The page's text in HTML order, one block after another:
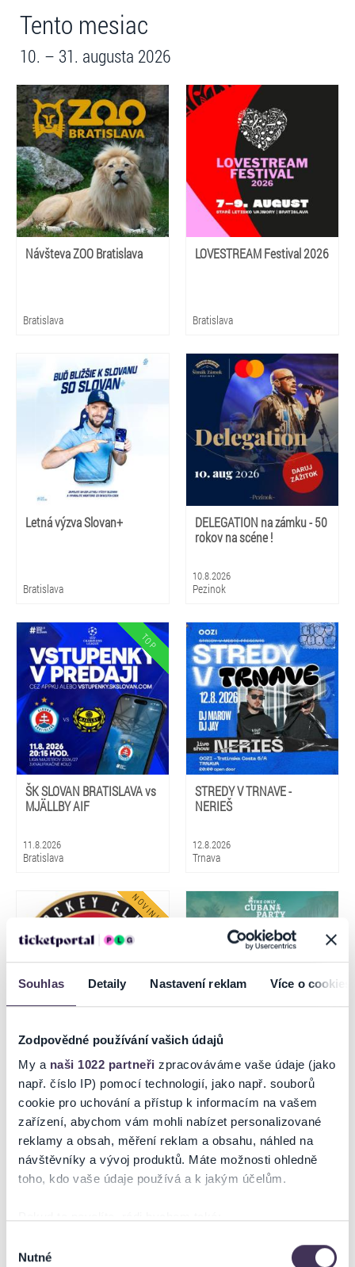
Souhlas Detaily Nastavení reklam Více o cookies
Zodpovědné používání vašich údajů
My a naši 1022 partneři zpracováváme vaše údaje (jako
např. číslo IP) pomocí technologií, jako např. souborů
cookie pro uchování a přístup k informacím na vašem
zařízení, abychom vám mohli nabízet personalizované
reklamy a obsah, měření reklam a obsahu, náhled na
návštěvníky a vývoj produktů. Máte možnosti ohledně
toho, kdo vaše údaje používá a k jakým účelům.
které mohou být přesné na několik metrů
souhlasu
Nutné
Tento mesiac
10. – 31. augusta 2026
Návšteva ZOO Bratislava
Bratislava
LOVESTREAM Festival 2026
Bratislava
Letná výzva Slovan+
Bratislava
DELEGATION na zámku - 50
rokov na scéne !
10.8.2026
Pezinok
ŠK SLOVAN BRATISLAVA vs
MJÄLLBY AIF
11.8.2026
Bratislava
STREDY V TRNAVE -
NERIEŠ
12.8.2026
Trnava
HC Prešov – HC Košice
12.8.2026
Prešov
THE ONLY CUBAN PARTY
Prešov